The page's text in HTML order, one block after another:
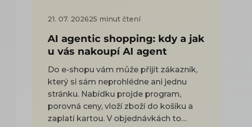
21. 07. 202625 minut čtení
AI agentic shopping: kdy a jak
u vás nakoupí AI agent
Do e-shopu vám může přijít zákazník,
který si sám neprohlédne ani jednu
stránku. Nabídku projde program,
porovná ceny, vloží zboží do košíku a
zaplatí kartou. V objednávkách to